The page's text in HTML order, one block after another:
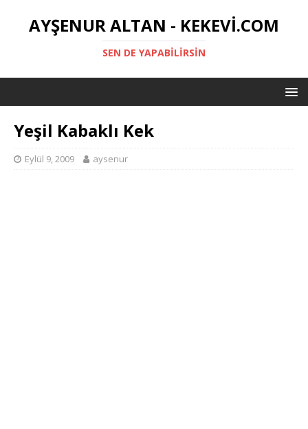
AYŞENUR ALTAN - KEKEVI.COM
SEN DE YAPABILIRSIN
Yeşil Kabaklı Kek
Eylül 9, 2009 aysenur